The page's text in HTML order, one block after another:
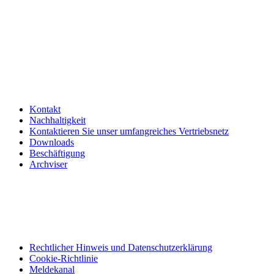
Kontakt
Nachhaltigkeit
Kontaktieren Sie unser umfangreiches Vertriebsnetz
Downloads
Beschäftigung
Archviser
Rechtlicher Hinweis und Datenschutzerklärung
Cookie-Richtlinie
Meldekanal